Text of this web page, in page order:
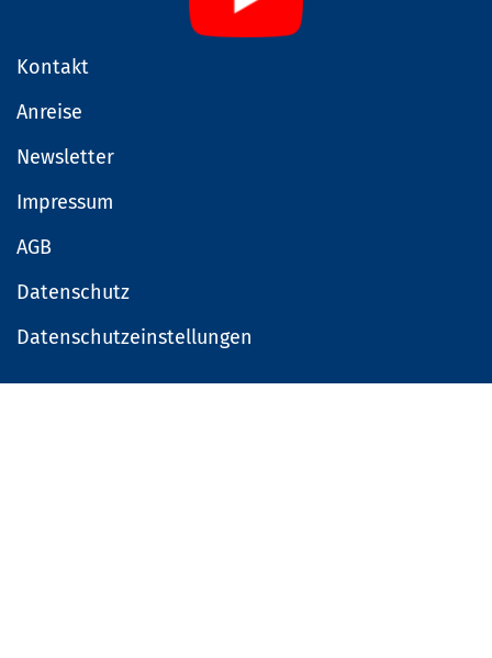
Kontakt
Anreise
Newsletter
Impressum
AGB
Datenschutz
Datenschutzeinstellungen